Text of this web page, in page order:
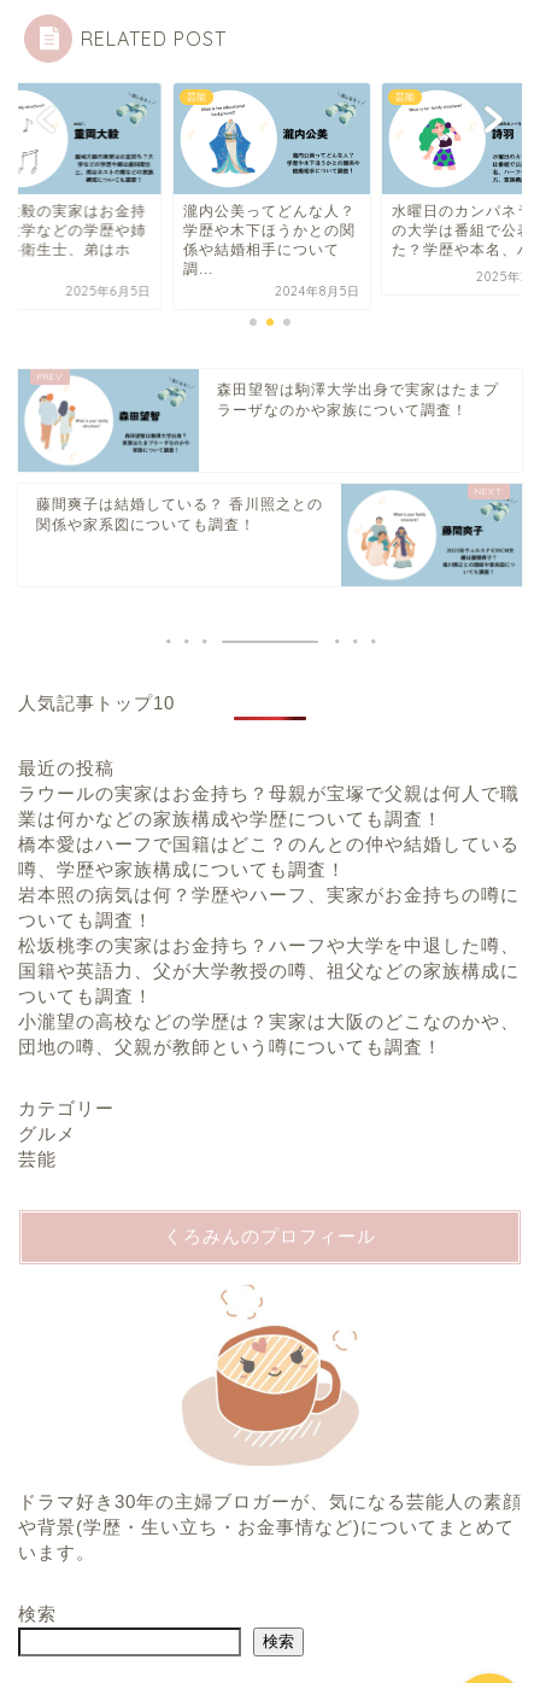
RELATED POST
芸能
瀧内公美ってどんな人？
学歴や木下ほうかとの関
係や結婚相手について
2024年8月5日
芸能
水曜日のカンパネラ 詩羽
の大学は番組で公表され
た？学歴や本名、ハー...
芸能
重岡大毅の
ち？大学な
は歯科衛生
森田望智は駒澤大学出身で実家はたまプ
ラーザなのかや家族について調査！
藤間爽子は結婚している？ 香川照之との
関係や家系図についても調査！
人気記事トップ10
最近の投稿
ラウールの実家はお金持ち？母親が宝塚で父親は何人で職
業は何かなどの家族構成や学歴についても調査！
橋本愛はハーフで国籍はどこ？のんとの仲や結婚している
噂、学歴や家族構成についても調査！
岩本照の病気は何？学歴やハーフ、実家がお金持ちの噂に
ついても調査！
松坂桃李の実家はお金持ち？ハーフや大学を中退した噂、
国籍や英語力、父が大学教授の噂、祖父などの家族構成に
ついても調査！
小瀧望の高校などの学歴は？実家は大阪のどこなのかや、
団地の噂、父親が教師という噂についても調査！
カテゴリー
グルメ
芸能
くろみんのプロフィール
ドラマ好き30年の主婦ブロガーが、気になる芸能人の素顔
や背景(学歴・生い立ち・お金事情など)についてまとめて
います。
検索
検索
プロフィール
運営者情報